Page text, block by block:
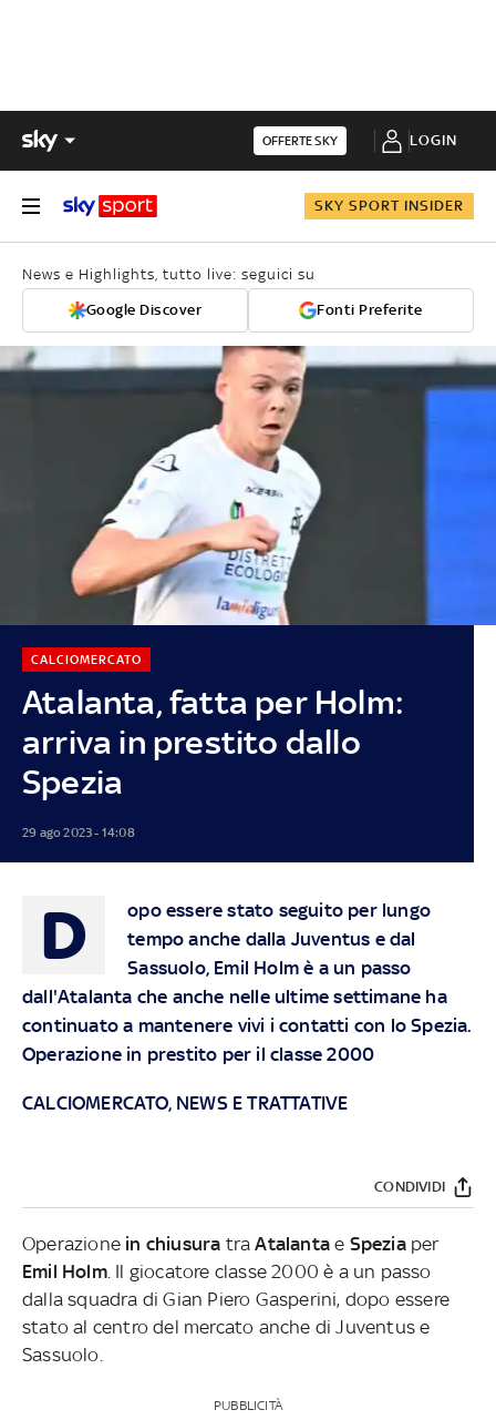
OFFERTE SKY LOGIN
SKY SPORT INSIDER
News e Highlights, tutto live: seguici su
Google Discover Fonti Preferite
Atalanta, fatta per Holm:
arriva in prestito dallo
Spezia
CALCIOMERCATO
29 ago 2023 - 14:08
D
opo essere stato seguito per lungo
tempo anche dalla Juventus e dal
Sassuolo, Emil Holm è a un passo
dall'Atalanta che anche nelle ultime settimane ha
continuato a mantenere vivi i contatti con lo Spezia.
Operazione in prestito per il classe 2000
CALCIOMERCATO, NEWS E TRATTATIVE
CONDIVIDI
Operazione in chiusura traAtalantae Spezia per
Emil Holm. Il giocatore classe 2000 è a un passo
dalla squadra di Gian Piero Gasperini, dopo essere
stato al centro del mercato anche di Juventus e
Sassuolo.
PUBBLICITÀ